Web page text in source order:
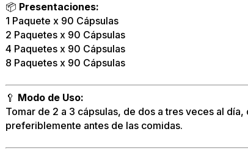
📦 Presentaciones:
1 Paquete x 90 Cápsulas
2 Paquetes x 90 Cápsulas
4 Paquetes x 90 Cápsulas
8 Paquetes x 90 Cápsulas
🥄 Modo de Uso:
Tomar de 2 a 3 cápsulas, de dos a tres veces al día,
preferiblemente antes de las comidas.